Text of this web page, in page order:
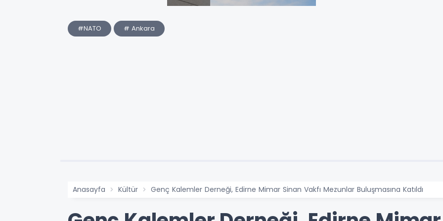
#NATO # Ankara
Anasayfa Kültür Genç Kalemler Derneği, Edirne Mimar Sinan Vakfı Mezunlar Buluşmasına Katıldı